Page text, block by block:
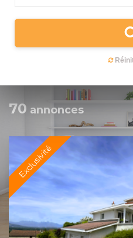
70 annonces
Exclusivité